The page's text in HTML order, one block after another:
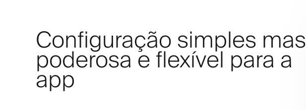
Configuração simples mas
poderosa e flexível para a
app